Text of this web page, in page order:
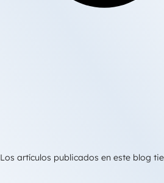
Los artículos publicados en este blog